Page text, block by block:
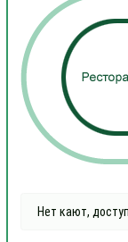
Нет кают,